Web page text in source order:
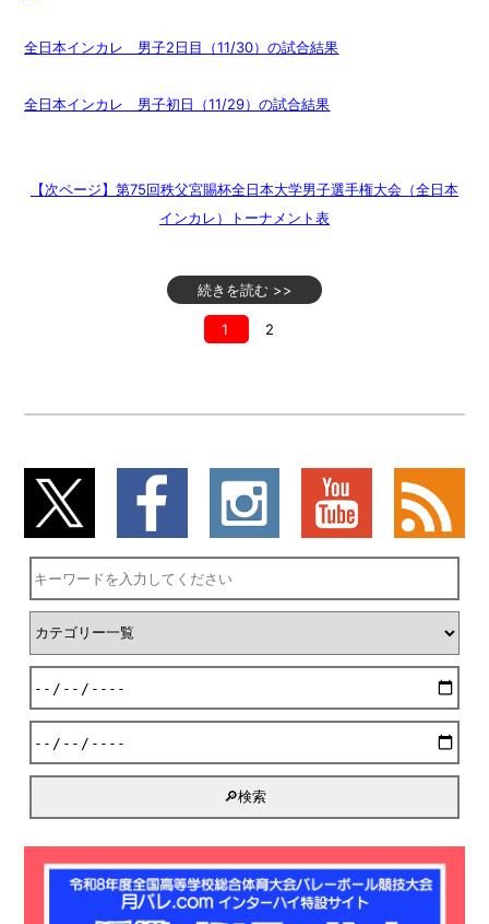
全日本インカレ 男子2日目（11/30）の試合結果
全日本インカレ 男子初日（11/29）の試合結果
【次ページ】第75回秩父宮賜杯全日本大学男子選手権大会（全日本
インカレ）トーナメント表
続きを読む >>
1 2